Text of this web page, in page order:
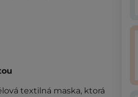
textilná maska, ktorá